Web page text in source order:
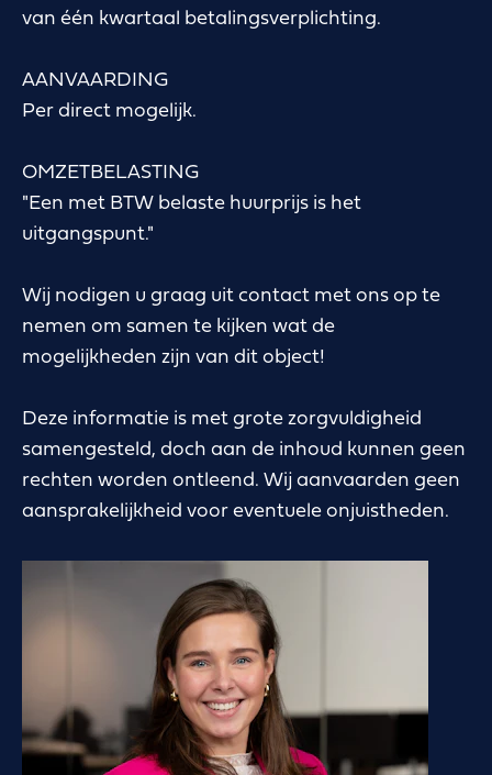
van één kwartaal betalingsverplichting.
AANVAARDING
Per direct mogelijk.
OMZETBELASTING
"Een met BTW belaste huurprijs is het
uitgangspunt."
Wij nodigen u graag uit contact met ons op te
nemen om samen te kijken wat de
mogelijkheden zijn van dit object!
Deze informatie is met grote zorgvuldigheid
samengesteld, doch aan de inhoud kunnen geen
rechten worden ontleend. Wij aanvaarden geen
aansprakelijkheid voor eventuele onjuistheden.